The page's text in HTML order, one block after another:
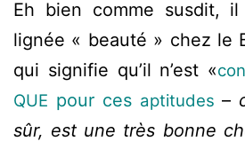
Eh bien comme susdit, il
lignée « beauté » chez le
qui signifie qu’il n’est «
QUE pour ces aptitudes –
sûr, est une très bonne